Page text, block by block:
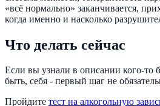
«всё нормально» заканчивается,
когда именно и насколько
Что делать сейчас
Если вы узнали в описании кого-то
быть, себя - первый шаг не
Пройдите тест на алкогольную